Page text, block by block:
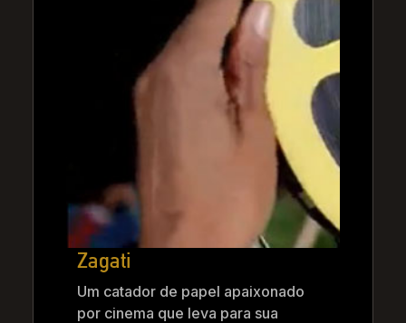
Zagati
Um catador de papel apaixonado
por cinema que leva para sua